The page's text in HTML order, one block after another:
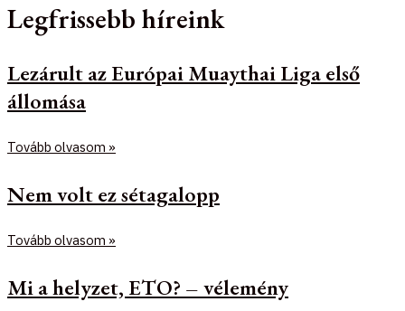
Legfrissebb híreink
Lezárult az Európai Muaythai Liga első
állomása
Tovább olvasom »
Nem volt ez sétagalopp
Tovább olvasom »
Mi a helyzet, ETO? – vélemény